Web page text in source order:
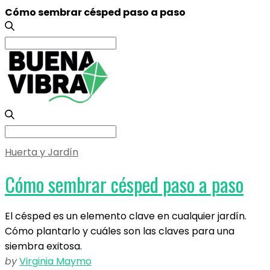
Cómo sembrar césped paso a paso
Search
for:
Search
Huerta y Jardín
Cómo sembrar césped paso a paso
El césped es un elemento clave en cualquier jardín.
Cómo plantarlo y cuáles son las claves para una
siembra exitosa.
byVirginia Maymo